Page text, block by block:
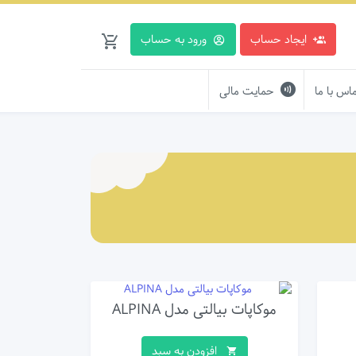
ورود به حساب ایجاد حساب
با ما حمایت مالی
موکاپات بیالتی مدل ALPINA
افزودن به سبد